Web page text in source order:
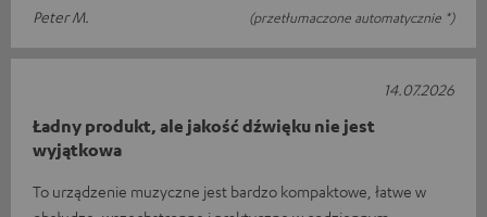
Peter M.
(przetłumaczone automatycznie *)
Ładny produkt, ale jakość dźwięku nie jest
wyjątkowa
To urządzenie muzyczne jest bardzo kompaktowe, łatwe w
14.07.2026